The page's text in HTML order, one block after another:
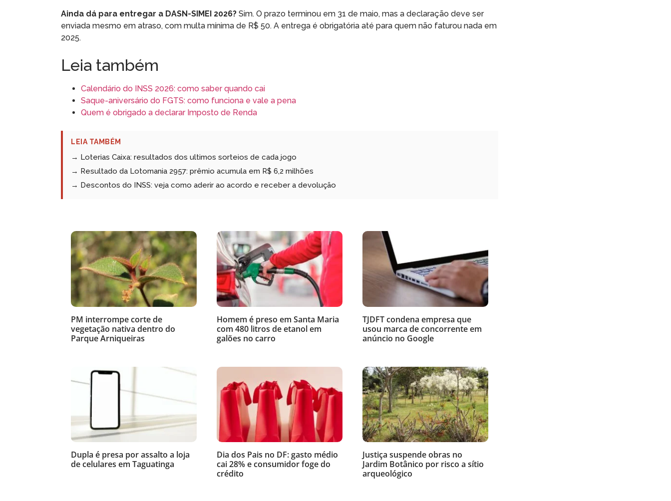
Ainda dá para entregar a DASN-SIMEI 2026? Sim. O prazo terminou em 31 de maio, mas a declaração deve ser
enviada mesmo em atraso, com multa mínima de R$ 50. A entrega é obrigatória até para quem não faturou nada em
2025.
Leia também
Calendário do INSS 2026: como saber quando cai
Saque-aniversário do FGTS: como funciona e vale a pena
Quem é obrigado a declarar Imposto de Renda
LEIA TAMBÉM
→ Loterias Caixa: resultados dos ultimos sorteios de cada jogo
→ Resultado da Lotomania 2957: prêmio acumula em R$ 6,2 milhões
→ Descontos do INSS: veja como aderir ao acordo e receber a devolução
PM interrompe corte de
vegetação nativa dentro do
Parque Arniqueiras
Homem é preso em Santa Maria
com 480 litros de etanol em
galões no carro
TJDFT condena empresa que
usou marca de concorrente em
anúncio no Google
Dupla é presa por assalto a loja
de celulares em Taguatinga
Dia dos Pais no DF: gasto médio
cai 28% e consumidor foge do
crédito
Justiça suspende obras no
Jardim Botânico por risco a sítio
arqueológico